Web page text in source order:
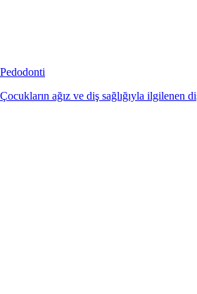
Pedodonti
Çocukların ağız ve diş sağlığıyla ilgilenen